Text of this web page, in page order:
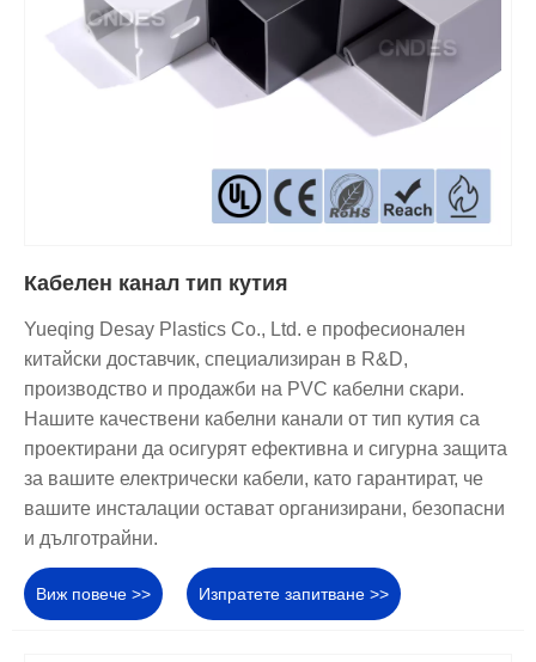
Кабелен канал тип кутия
Yueqing Desay Plastics Co., Ltd. е професионален
китайски доставчик, специализиран в R&D,
производство и продажби на PVC кабелни скари.
Нашите качествени кабелни канали от тип кутия са
проектирани да осигурят ефективна и сигурна защита
за вашите електрически кабели, като гарантират, че
вашите инсталации остават организирани, безопасни
и дълготрайни.
Виж повече >> Изпратете запитване >>